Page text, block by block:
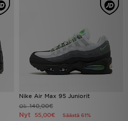
Nike Air Max 95 Juniorit
Oli140,00€
Nyt 55,00€ Säästä 61%